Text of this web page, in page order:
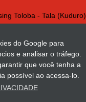
do Google para
e analisar o tráfego.
que você tenha a
possível ao acessa-lo.
Toloba - Tala (Kuduro)
k - Ligação da Comarca
2026